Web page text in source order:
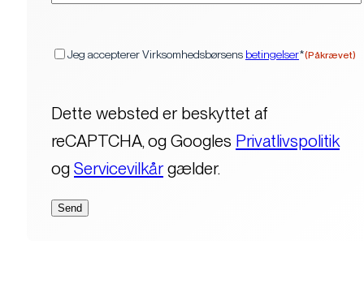
Jeg accepterer Virksomhedsbørsens betingelser*(Påkrævet)
Dette websted er beskyttet af
reCAPTCHA, og Googles Privatlivspolitik
og Servicevilkårgælder.